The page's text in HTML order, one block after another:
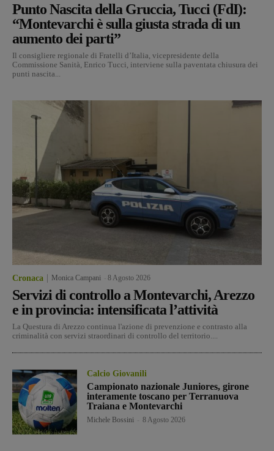
Punto Nascita della Gruccia, Tucci (FdI):
“Montevarchi è sulla giusta strada di un
aumento dei parti”
Il consigliere regionale di Fratelli d’Italia, vicepresidente della
Commissione Sanità, Enrico Tucci, interviene sulla paventata chiusura dei
punti nascita...
Cronaca Monica Campani 8 Agosto 2026
Servizi di controllo a Montevarchi, Arezzo
e in provincia: intensificata l’attività
La Questura di Arezzo continua l'azione di prevenzione e contrasto alla
criminalità con servizi straordinari di controllo del territorio....
Calcio Giovanili
Campionato nazionale Juniores, girone
interamente toscano per Terranuova
Traiana e Montevarchi
Michele Bossini 8 Agosto 2026